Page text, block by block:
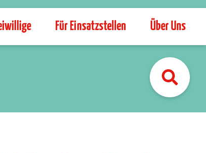
Für Einsatzstellen Über Uns